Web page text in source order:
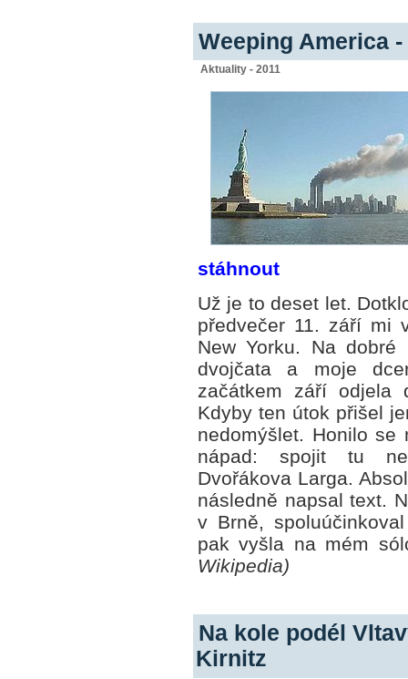
Weeping America
Aktuality - 2011
stáhnout
Už je to deset let.
předvečer 11. září mi
New Yorku. Na
dvojčata a moje
začátkem září odjela
Kdyby ten útok přišel
nedomýšlet. Honilo se
nápad: spojit tu
Dvořákova Larga.
následně napsal text.
v Brně,
pak vyšla na mém
Wikipedia)
Na kole podél
Kirnitz